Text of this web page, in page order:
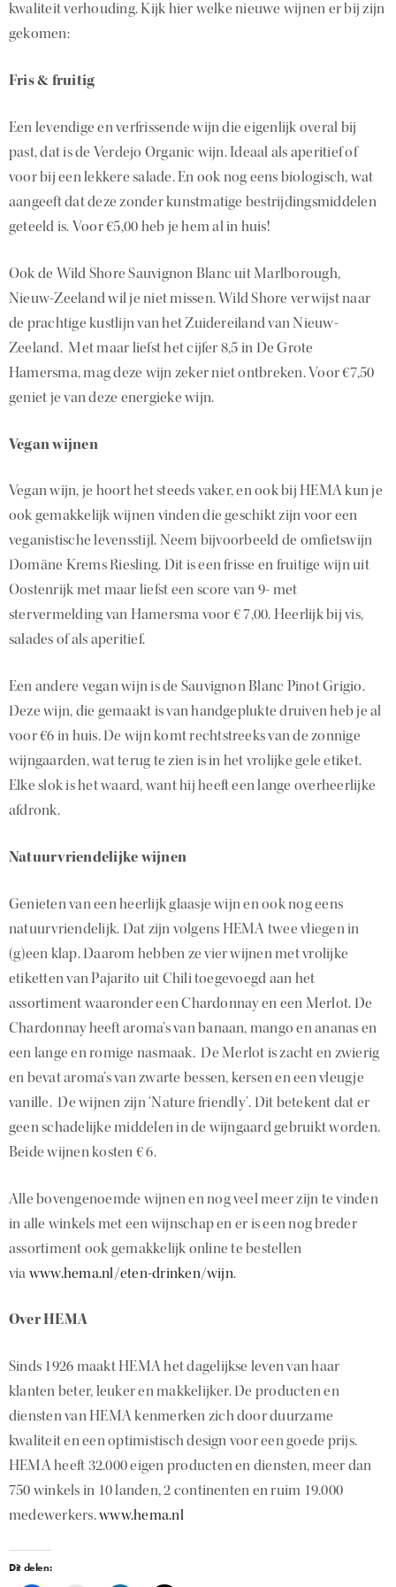
kwaliteit verhouding. Kijk hier welke nieuwe wijnen er bij zijn
gekomen:
Fris& fruitig
Een levendige en verfrissende wijn die eigenlijk overal bij
past, dat is de Verdejo Organic wijn. Ideaal als aperitief of
voor bij een lekkere salade. En ook nog eens biologisch, wat
aangeeft dat deze zonder kunstmatige bestrijdingsmiddelen
geteeld is. Voor €5,00 heb je hem al in huis!
Ook de Wild Shore Sauvignon Blanc uit Marlborough,
Nieuw-Zeeland wil je niet missen. Wild Shore verwijst naar
de prachtige kustlijn van het Zuidereiland van Nieuw-
Zeeland. Met maar liefst het cijfer 8,5 in De Grote
Hamersma, mag deze wijn zeker niet ontbreken. Voor €7,50
geniet je van deze energieke wijn.
Vegan wijnen
Vegan wijn, je hoort het steeds vaker, en ook bij HEMA kun je
ook gemakkelijk wijnen vinden die geschikt zijn voor een
veganistische levensstijl. Neem bijvoorbeeld de omfietswijn
Domäne Krems Riesling. Dit is een frisse en fruitige wijn uit
Oostenrijk met maar liefst een score van 9- met
stervermelding van Hamersma voor € 7,00. Heerlijk bij vis,
salades of als aperitief.
Een andere vegan wijn is de Sauvignon Blanc Pinot Grigio.
Deze wijn, die gemaakt is van handgeplukte druiven heb je al
voor €6 in huis. De wijn komt rechtstreeks van de zonnige
wijngaarden, wat terug te zien is in het vrolijke gele etiket.
Elke slok is het waard, want hij heeft een lange overheerlijke
afdronk.
Natuurvriendelijke wijnen
Genieten van een heerlijk glaasje wijn en ook nog eens
natuurvriendelijk. Dat zijn volgens HEMA twee vliegen in
(g)een klap. Daarom hebben ze vier wijnen met vrolijke
etiketten van Pajarito uit Chili toegevoegd aan het
assortiment waaronder een Chardonnay en een Merlot. De
Chardonnay heeft aroma’s van banaan, mango en ananas en
een lange en romige nasmaak. De Merlot is zacht en zwierig
en bevat aroma’s van zwarte bessen, kersen en een vleugje
vanille. De wijnen zijn ‘Nature friendly’. Dit betekent dat er
geen schadelijke middelen in de wijngaard gebruikt worden.
Beide wijnen kosten € 6.
Alle bovengenoemde wijnen en nog veel meer zijn te vinden
in alle winkels met een wijnschap en er is een nog breder
assortiment ook gemakkelijk online te bestellen
viawww.hema.nl/eten-drinken/wijn.
Over HEMA
Sinds 1926 maakt HEMA het dagelijkse leven van haar
klanten beter, leuker en makkelijker. De producten en
diensten van HEMA kenmerken zich door duurzame
kwaliteit en een optimistisch design voor een goede prijs.
HEMA heeft 32.000 eigen producten en diensten, meer dan
750 winkels in 10 landen, 2 continenten en ruim 19.000
medewerkers.www.hema.nl
Dit delen: